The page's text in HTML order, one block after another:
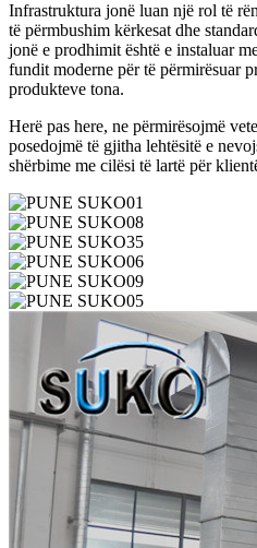
Infrastruktura jonë luan një rol të
të përmbushim kërkesat dhe
jonë e prodhimit është e instaluar
fundit moderne për të përmirësuar
produkteve tona.
Herë pas here, ne përmirësojmë
posedojmë të gjitha lehtësitë e
shërbime me cilësi të lartë për